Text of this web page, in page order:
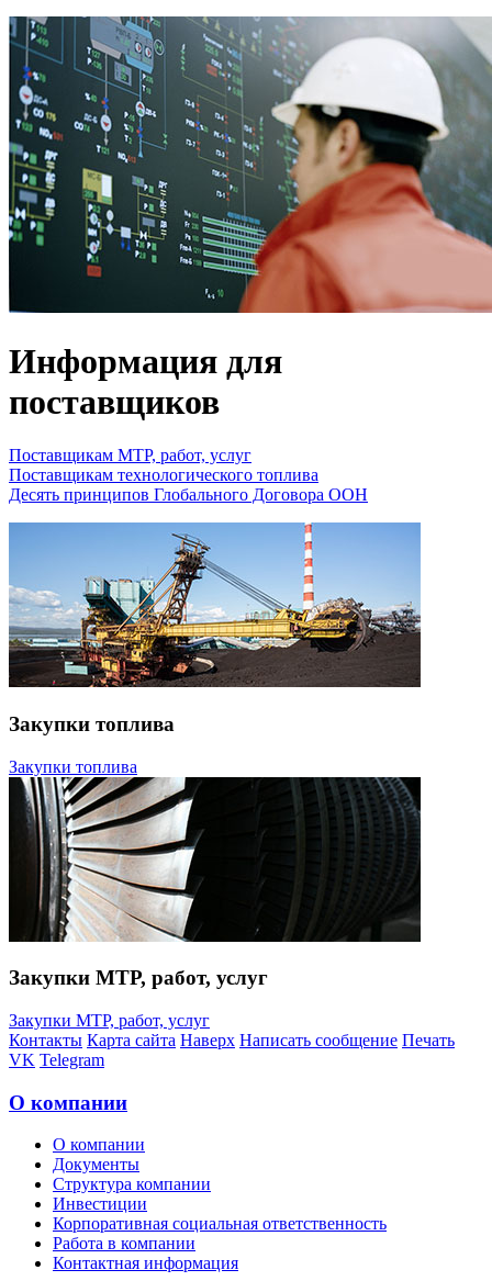
Информация для
поставщиков
Поставщикам МТР, работ, услуг
Поставщикам технологического топлива
Десять принципов Глобального Договора ООН
Закупки топлива
Закупки топлива
Закупки МТР, работ, услуг
Закупки МТР, работ, услуг
Контакты Карта сайта Наверх Написать сообщение Печать
VK Telegram
О компании
О компании
Документы
Структура компании
Инвестиции
Корпоративная социальная ответственность
Работа в компании
Контактная информация